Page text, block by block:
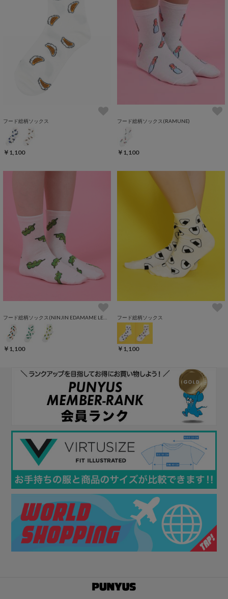
フード総柄ソックス
￥1,100
フード総柄ソックス(RAMUNE)
￥1,100
フード総柄ソックス(NINJIN EDAMAME LEMON)
￥1,100
フード総柄ソックス
￥1,100